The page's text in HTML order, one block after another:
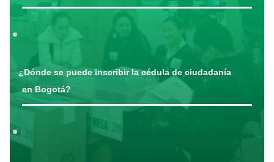
¿Dónde se puede inscribir la cédula de ciudadanía
en Bogotá?